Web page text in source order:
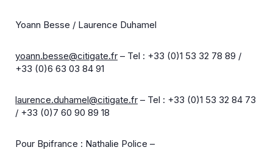
Yoann Besse / Laurence Duhamel
yoann.besse@citigate.fr – Tel : +33 (0)1 53 32 78 89 /
+33 (0)6 63 03 84 91
laurence.duhamel@citigate.fr – Tel : +33 (0)1 53 32 84 73
/ +33 (0)7 60 90 89 18
Pour Bpifrance : Nathalie Police –